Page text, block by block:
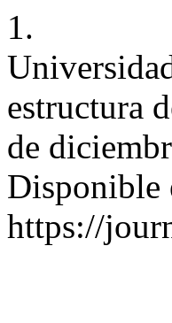
1.
estructura
de
Disponible
https://